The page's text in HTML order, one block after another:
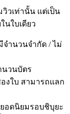
วเท่านั้น แต่เป็น
นใบเดียว
จำนวนจำกัด / ไม่
นวนบัตร
องใบ สามารถแลก
อดนิยมรอบชิบุยะ